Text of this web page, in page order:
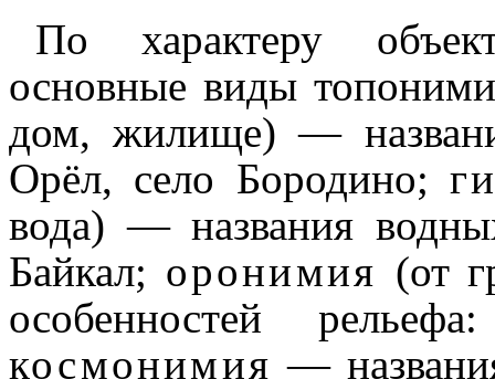
По характеру
основные виды
дом, жилище) —
Орёл, село Бородино;
вода) — названия
Байкал; оронимия (от
особенностей
космонимия —